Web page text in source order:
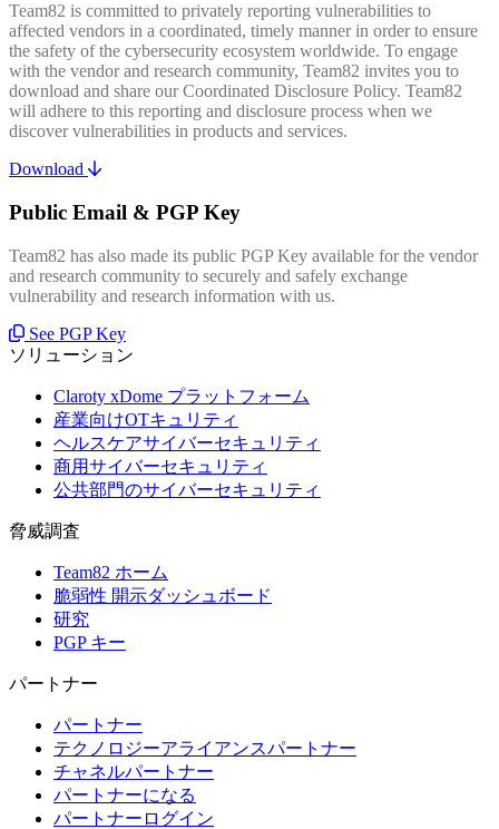
Team82 is committed to privately reporting vulnerabilities to
affected vendors in a coordinated, timely manner in order to ensure
the safety of the cybersecurity ecosystem worldwide. To engage
with the vendor and research community, Team82 invites you to
download and share our Coordinated Disclosure Policy. Team82
will adhere to this reporting and disclosure process when we
discover vulnerabilities in products and services.
Download
Public Email & PGP Key
Team82 has also made its public PGP Key available for the vendor
and research community to securely and safely exchange
vulnerability and research information with us.
See PGP Key
ソリューション
Claroty xDome プラットフォーム
産業向けOTキュリティ
ヘルスケアサイバーセキュリティ
商用サイバーセキュリティ
公共部門のサイバーセキュリティ
脅威調査
Team82 ホーム
脆弱性 開示ダッシュボード
研究
PGP キー
パートナー
パートナー
テクノロジーアライアンスパートナー
チャネルパートナー
パートナーになる
パートナーログイン